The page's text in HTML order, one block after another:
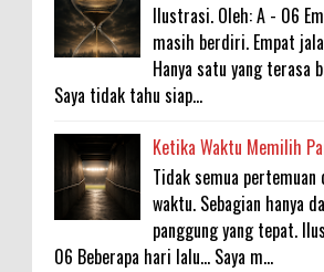
Ilustrasi. Oleh: A - 06
masih berdiri. Empat
Hanya satu yang terasa
Saya tidak tahu siap...
Ketika Waktu Memilih
Tidak semua
waktu. Sebagian hanya
panggung yang tepat.
06 Beberapa hari lalu... Saya m...